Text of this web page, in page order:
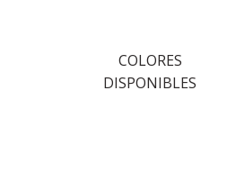
COLORES
DISPONIBLES